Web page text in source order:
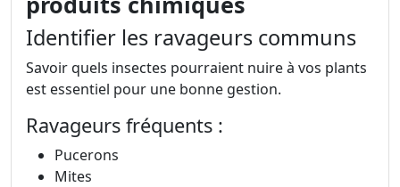
Identifier les ravageurs communs
Savoir quels insectes pourraient nuire à vos plants
est essentiel pour une bonne gestion.
Ravageurs fréquents :
Pucerons
Mites